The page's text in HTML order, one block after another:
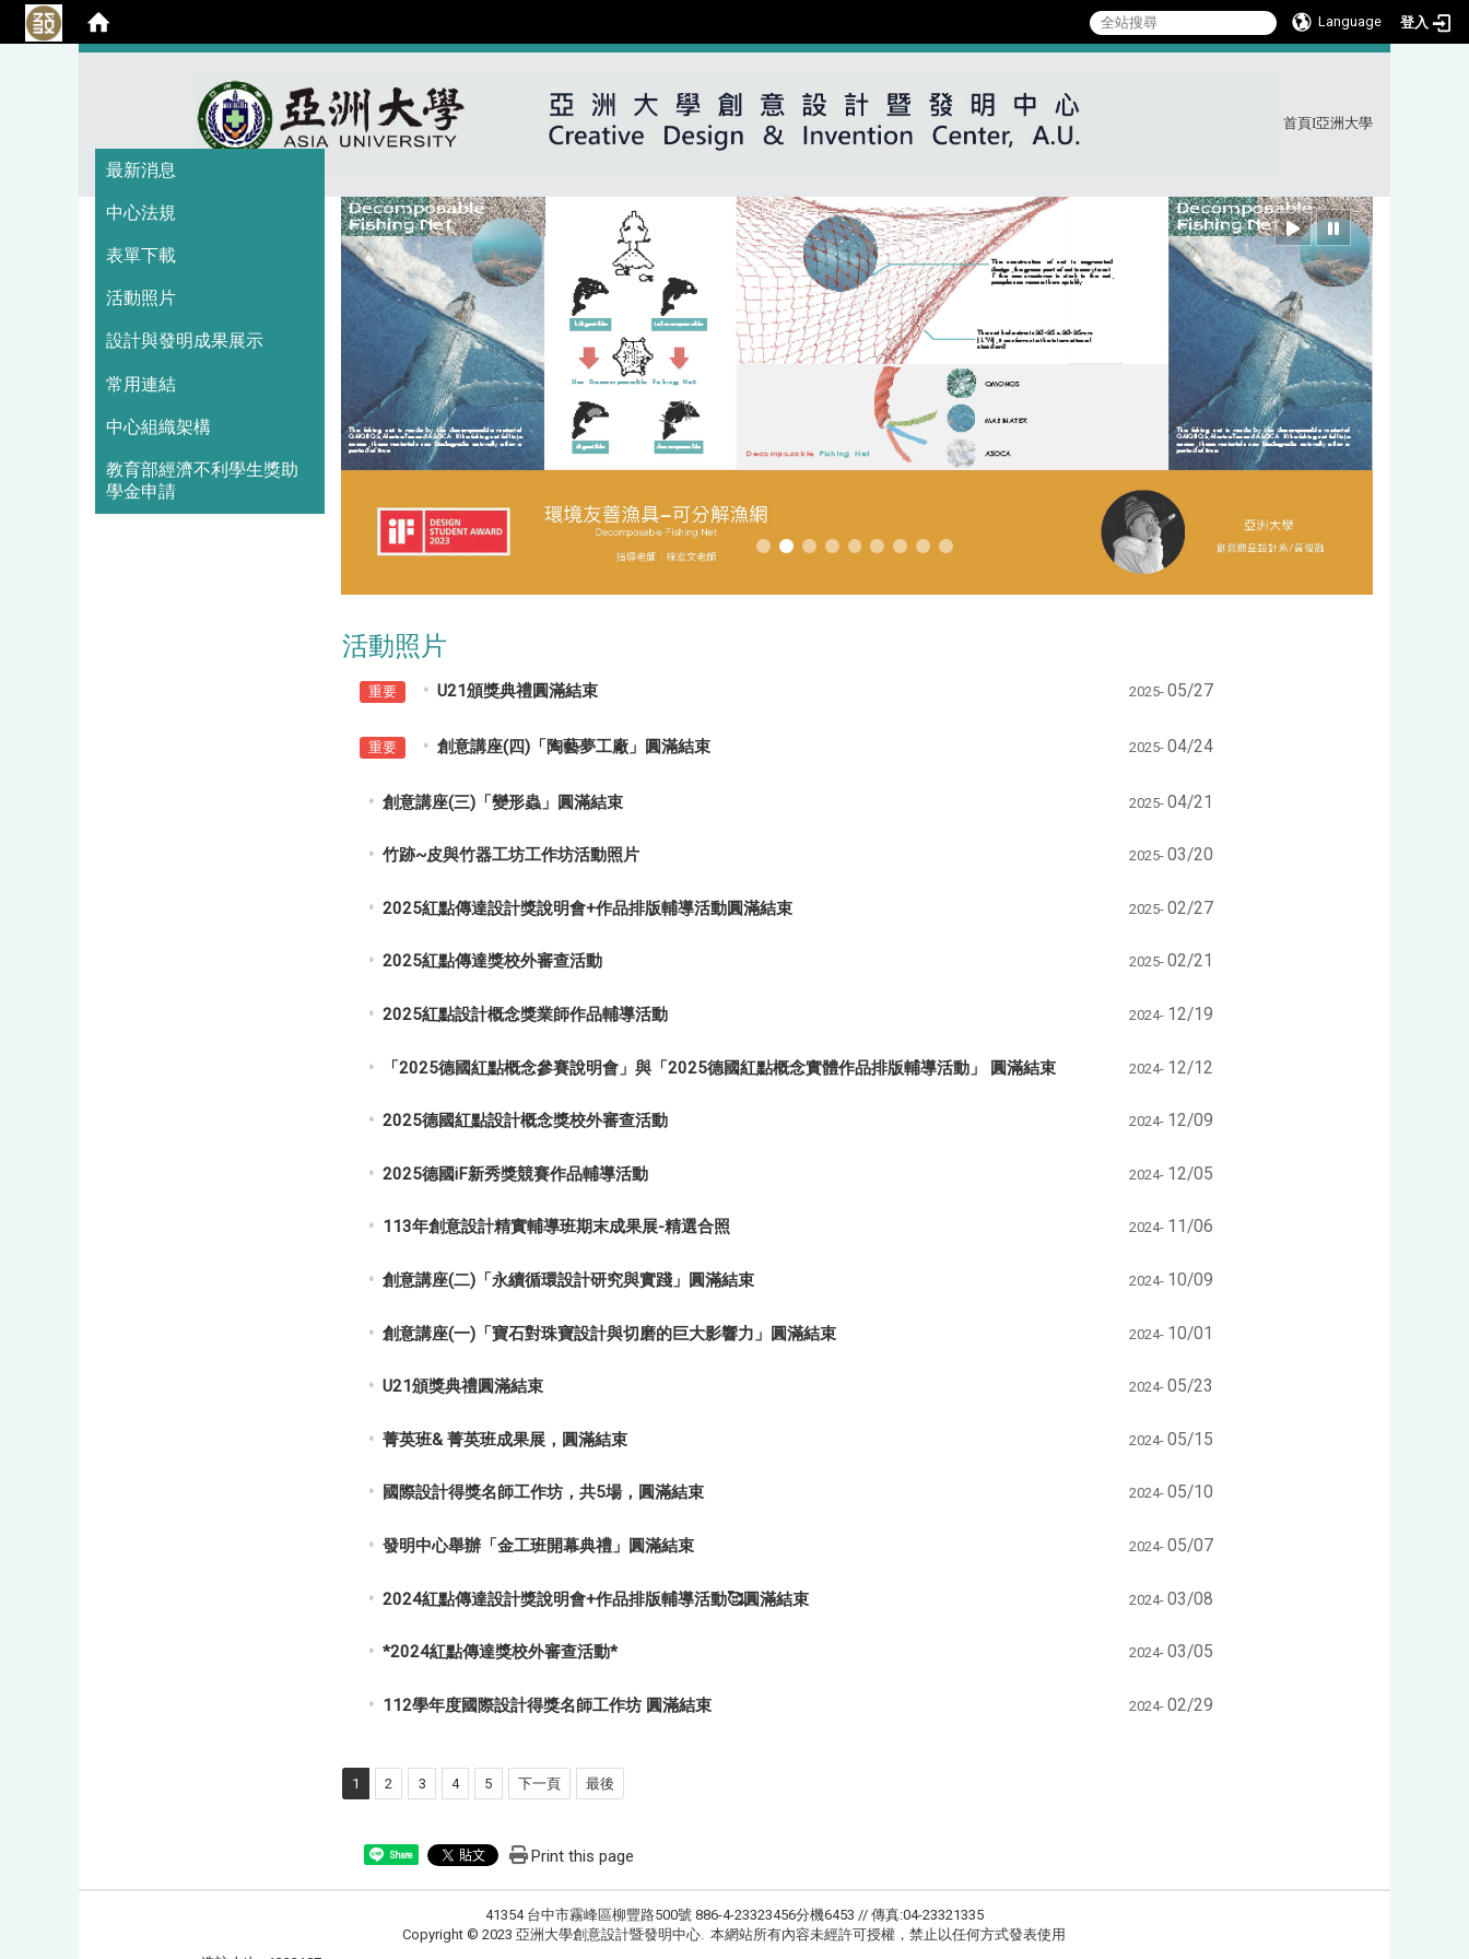
Language 登入
首頁I亞洲大學
最新消息
中心法規
表單下載
活動照片
設計與發明成果展示
常用連結
中心組織架構
教育部經濟不利學生獎助
學金申請
活動照片
重要 U21頒獎典禮圓滿結束 2025- 05/27
重要 創意講座(四)「陶藝夢工廠」圓滿結束 2025- 04/24
創意講座(三)「變形蟲」圓滿結束 2025- 04/21
竹跡~皮與竹器工坊工作坊活動照片 2025- 03/20
2025紅點傳達設計獎說明會+作品排版輔導活動圓滿結束 2025- 02/27
2025紅點傳達獎校外審查活動 2025- 02/21
2025紅點設計概念獎業師作品輔導活動 2024- 12/19
「2025德國紅點概念參賽說明會」與「2025德國紅點概念實體作品排版輔導活動」 圓滿結束 2024- 12/12
2025德國紅點設計概念獎校外審查活動 2024- 12/09
2025德國iF新秀獎競賽作品輔導活動 2024- 12/05
113年創意設計精實輔導班期末成果展-精選合照 2024- 11/06
創意講座(二)「永續循環設計研究與實踐」圓滿結束 2024- 10/09
創意講座(一)「寶石對珠寶設計與切磨的巨大影響力」圓滿結束 2024- 10/01
U21頒獎典禮圓滿結束 2024- 05/23
菁英班& 菁英班成果展，圓滿結束 2024- 05/15
國際設計得獎名師工作坊，共5場，圓滿結束 2024- 05/10
發明中心舉辦「金工班開幕典禮」圓滿結束 2024- 05/07
2024紅點傳達設計獎說明會+作品排版輔導活動🥰圓滿結束 2024- 03/08
*2024紅點傳達獎校外審查活動* 2024- 03/05
112學年度國際設計得獎名師工作坊 圓滿結束 2024- 02/29
1 2 3 4 5 下一頁 最後
Share Print this page
41354 台中市霧峰區柳豐路500號 886-4-23323456分機6453 // 傳真:04-23321335
Copyright © 2023 亞洲大學創意設計暨發明中心. 本網站所有內容未經許可授權，禁止以任何方式發表使用